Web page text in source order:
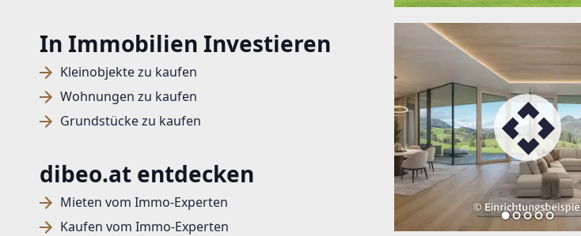
In Immobilien Investieren
Kleinobjekte zu kaufen
Wohnungen zu kaufen
Grundstücke zu kaufen
dibeo.at entdecken
Mieten vom Immo-Experten
Kaufen vom Immo-Experten